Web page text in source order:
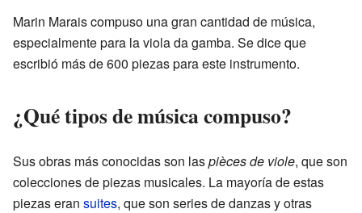
Marin Marais compuso una gran cantidad de música,
especialmente para la viola da gamba. Se dice que
escribió más de 600 piezas para este instrumento.
¿Qué tipos de música compuso?
Sus obras más conocidas son laspièces de viole, que son
colecciones de piezas musicales. La mayoría de estas
piezas eran suites, que son series de danzas y otras